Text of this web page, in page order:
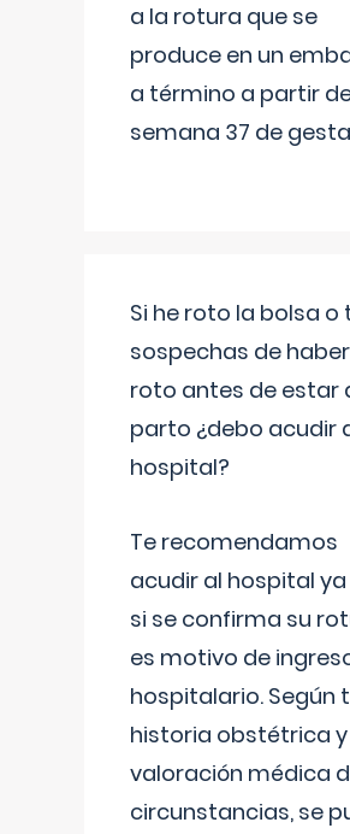
a la rotura que se
produce en un
a término a partir
semana 37 de
Si he roto la bolsa o
sospechas de
roto antes de estar
parto ¿debo acudir
hospital?
Te recomendamos
acudir al hospital
si se confirma su
es motivo de
hospitalario. Según
historia obstétrica y
valoración médica
circunstancias, se